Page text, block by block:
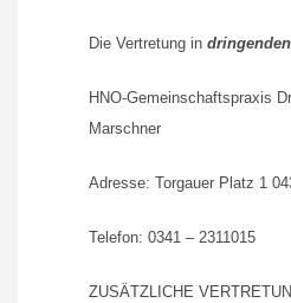
Die Vertretung in dringenden
HNO-Gemeinschaftspraxis
Marschner
Adresse: Torgauer Platz 1
Telefon: 0341 – 2311015
ZUSÄTZLICHE